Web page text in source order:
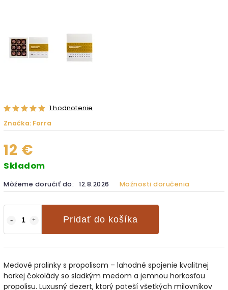
1 hodnotenie
Značka: Forra
12 €
Skladom
Môžeme doručiť do: 12.8.2026 Možnosti doručenia
Pridať do košíka
Medové pralinky s propolisom – lahodné spojenie kvalitnej
horkej čokolády so sladkým medom a jemnou horkosťou
propolisu. Luxusný dezert, ktorý poteší všetkých milovníkov